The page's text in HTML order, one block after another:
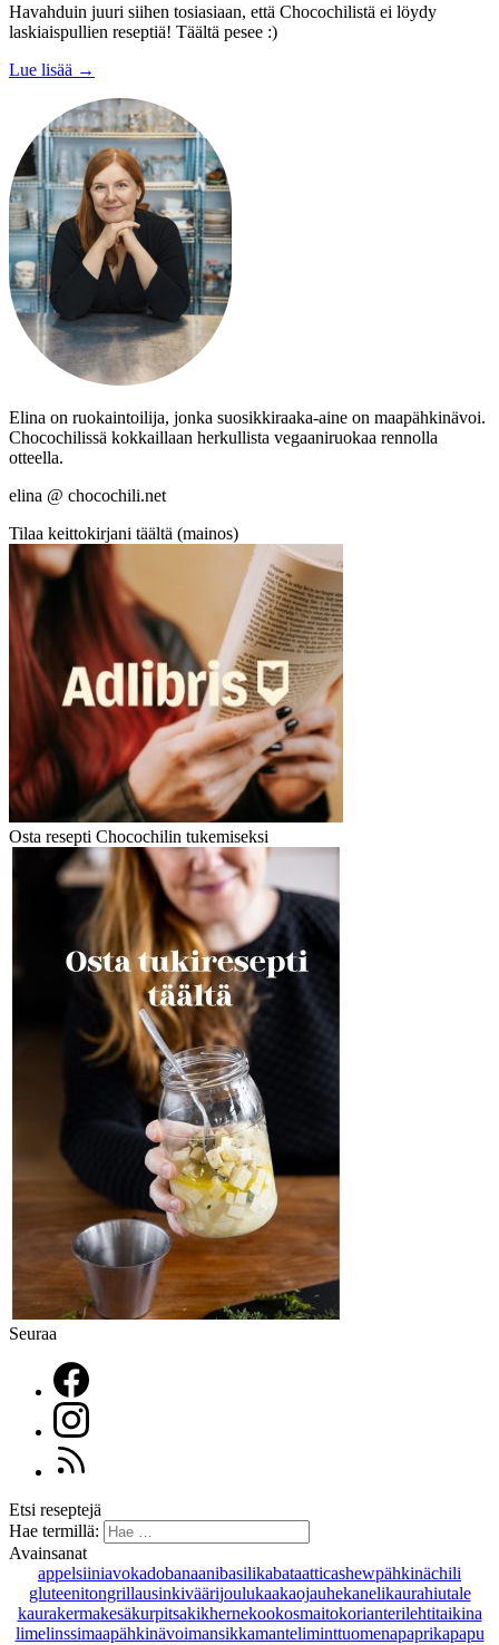
Havahduin juuri siihen tosiasiaan, että Chocochilistä ei löydy
laskiaispullien reseptiä! Täältä pesee :)
Lue lisää →
Elina on ruokaintoilija, jonka suosikkiraaka-aine on maapähkinävoi.
Chocochilissä kokkaillaan herkullista vegaaniruokaa rennolla
otteella.
elina @ chocochili.net
Tilaa keittokirjani täältä (mainos)
Osta resepti Chocochilin tukemiseksi
Seuraa
Etsi reseptejä
Hae termillä:
Avainsanat
appelsiiniavokadobanaanibasilikabataatticashewpähkinächili
gluteenitongrillausinkiväärijoulukaakaojauhekanelikaurahiutale
kaurakermakesäkurpitsakikhernekookosmaitokorianterilehtitaikina
limelinssimaapähkinävoimansikkamanteliminttuomenapaprikapapu